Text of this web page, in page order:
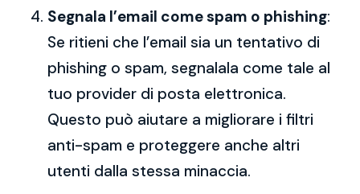
Segnala l’email come spam o phishing:
Se ritieni che l’email sia un tentativo di
phishing o spam, segnalala come tale al
tuo provider di posta elettronica.
Questo può aiutare a migliorare i filtri
anti-spam e proteggere anche altri
utenti dalla stessa minaccia.